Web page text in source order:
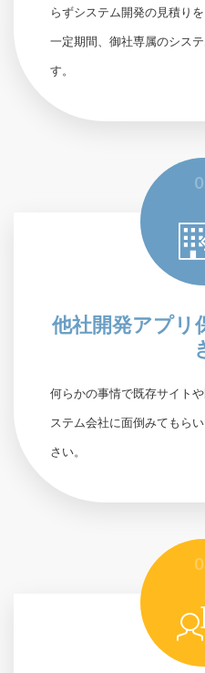
らずシステム開発の見積り
一定期間、御社専属のシス
す。
他社開発アプリ
何らかの事情で既存サイト
ステム会社に面倒みてもら
さい。